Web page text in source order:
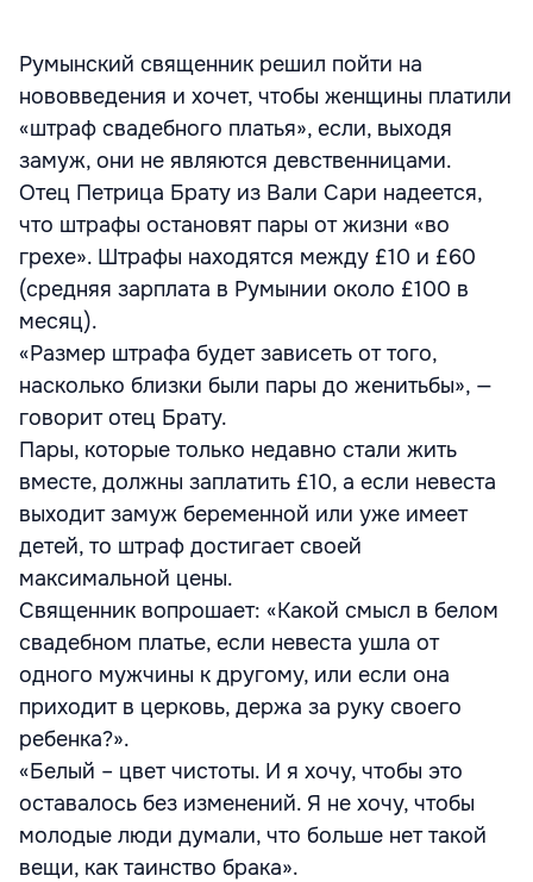
Румынский священник решил пойти на
нововведения и хочет, чтобы женщины платили
«штраф свадебного платья», если, выходя
замуж, они не являются девственницами.
Отец Петрица Брату из Вали Сари надеется,
что штрафы остановят пары от жизни «во
грехе». Штрафы находятся между £10 и £60
(средняя зарплата в Румынии около £100 в
месяц).
«Размер штрафа будет зависеть от того,
насколько близки были пары до женитьбы», —
говорит отец Брату.
Пары, которые только недавно стали жить
вместе, должны заплатить £10, а если невеста
выходит замуж беременной или уже имеет
детей, то штраф достигает своей
максимальной цены.
Священник вопрошает: «Какой смысл в белом
свадебном платье, если невеста ушла от
одного мужчины к другому, или если она
приходит в церковь, держа за руку своего
ребенка?».
«Белый – цвет чистоты. И я хочу, чтобы это
оставалось без изменений. Я не хочу, чтобы
молодые люди думали, что больше нет такой
вещи, как таинство брака».